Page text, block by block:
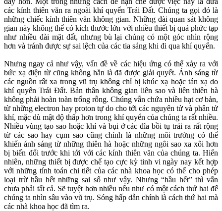
các kính thiên văn ra ngoài khí quyển Trái Đất. Chúng ta gọi đó là
những chiếc kính thiên văn không gian. Những đài quan sát không
gian này không thể có kích thước lớn với nhiều thiết bị quá phức tạp
như nhiều đài mặt đất, nhưng bù lại chúng có một góc nhìn rộng
hơn và tránh được sự sai lệch của các tia sáng khi đi qua khí quyển.
Nhưng ngay cả như vậy, vấn đề về các hiệu ứng có thể xảy ra với
bức xạ điện từ cũng không hẳn là đã được giải quyết. Ánh sáng từ
các nguồn rất xa trong vũ trụ không chỉ bị khúc xạ hoặc tán xạ do
khí quyển Trái Đất. Bản thân không gian liên sao và liên thiên hà
không phải hoàn toàn trống rỗng. Chúng vẫn chứa nhiều hạt cơ bản,
từ những electron hay proton tự do cho tới các nguyên tử và phân tử
khí, mặc dù mật độ thấp hơn trong khí quyển của chúng ta rất nhiều.
Nhiều vùng tạo sao hoặc khí và bụi ở các đĩa bồi tụ trải ra rất rộng
từ các sao hay cụm sao cũng chính là những môi trường có thể
khiến ánh sáng từ những thiên hà hoặc những ngôi sao xa xôi hơn
bị biến đổi trước khi tới với các kính thiên văn của chúng ta. Hiển
nhiên, những thiết bị được chế tạo cực kỳ tinh vi ngày nay kết hợp
với những tính toán chi tiết của các nhà khoa học có thể cho phép
loại trừ hầu hết những sai số như vậy. Nhưng “hầu hết” thì vẫn
chưa phải tất cả. Sẽ tuyệt hơn nhiều nếu như có một cách thứ hai để
chúng ta nhìn sâu vào vũ trụ. Sóng hấp dẫn chính là cách thứ hai mà
các nhà khoa học đã tìm ra.